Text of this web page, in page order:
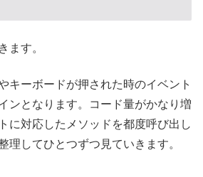
ます。
キーボードが押された時のイベント
ンとなります。コード量がかなり増
に対応したメソッドを都度呼び出し
理してひとつずつ見ていきます。